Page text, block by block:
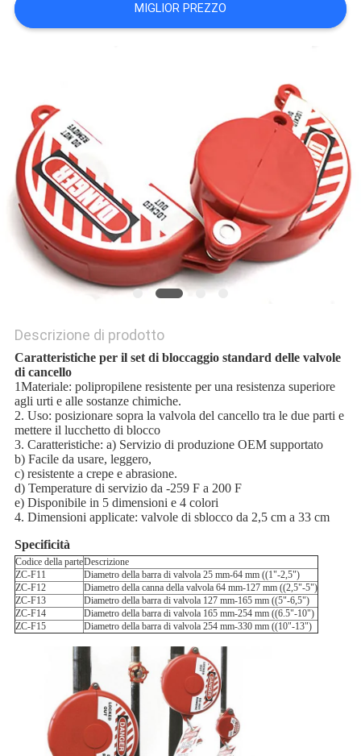
MIGLIOR PREZZO
Descrizione di prodotto
Caratteristiche per il set di bloccaggio standard delle valvole
di cancello
1Materiale: polipropilene resistente per una resistenza superiore
agli urti e alle sostanze chimiche.
2. Uso: posizionare sopra la valvola del cancello tra le due parti e
mettere il lucchetto di blocco
3. Caratteristiche: a) Servizio di produzione OEM supportato
b) Facile da usare, leggero,
c) resistente a crepe e abrasione.
d) Temperature di servizio da -259 F a 200 F
e) Disponibile in 5 dimensioni e 4 colori
4. Dimensioni applicate: valvole di sblocco da 2,5 cm a 33 cm
Specificità
Codice della parteDescrizione
ZC-F11
Diametro della barra di valvola 25 mm-64 mm ((1"-2,5")
ZC-F12
Diametro della canna della valvola 64 mm-127 mm ((2,5"-5")
ZC-F13
Diametro della barra di valvola 127 mm-165 mm ((5"-6,5")
ZC-F14
Diametro della barra di valvola 165 mm-254 mm ((6.5"-10")
ZC-F15
Diametro della barra di valvola 254 mm-330 mm ((10"-13")